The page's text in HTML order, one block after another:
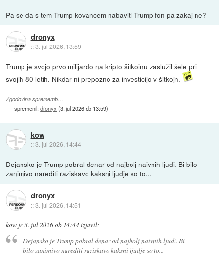
Pa se da s tem Trump kovancem nabaviti Trump fon pa zakaj ne?
dronyx
::3. jul 2026, 13:59
Trump je svojo prvo milijardo na kripto šitkoinu zaslužil šele pri
svojih 80 letih. Nikdar ni prepozno za investicijo v šitkojn.
Zgodovina sprememb…
spremenil:dronyx (3. jul 2026 ob 13:59)
kow
::3. jul 2026, 14:44
Dejansko je Trump pobral denar od najbolj naivnih ljudi. Bi bilo
zanimivo narediti raziskavo kaksni ljudje so to...
dronyx
::3. jul 2026, 14:51
kow je3. jul 2026 ob 14:44izjavil:
Dejansko je Trump pobral denar od najbolj naivnih ljudi. Bi
bilo zanimivo narediti raziskavo kaksni ljudje so to...